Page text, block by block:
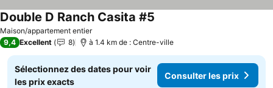
Maison/appartement entier
Double D Ranch Casita #5
9,4 Excellent 8 à 1.4 km de : Centre-ville
Sélectionnez des dates pour voir
les prix exacts
Consulter les prix